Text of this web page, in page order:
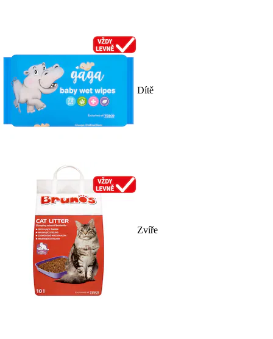
Dítě
Zvíře